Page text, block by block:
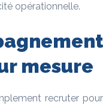
opérationnelle.
mesure
recruter pour